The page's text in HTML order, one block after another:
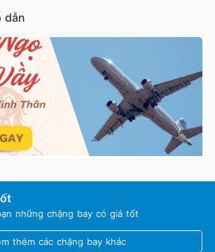
dẫn
những chặng bay có giá tốt
thêm các chặng bay khác